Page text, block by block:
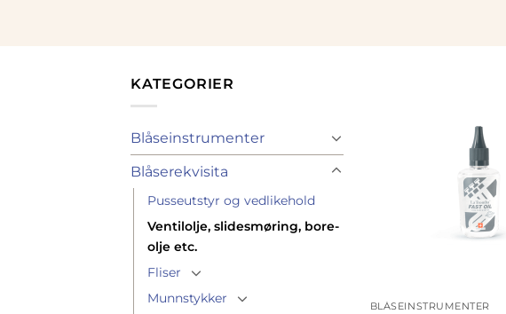
KATEGORIER
Blåseinstrumenter
Blåserekvisita
Pusseutstyr og vedlikehold
Ventilolje, slidesmøring, bore-
olje etc.
Fliser
Munnstykker
BLÅSEINSTRUMENTER